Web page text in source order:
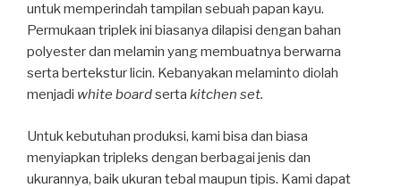
untuk memperindah tampilan sebuah papan kayu.
Permukaan triplek ini biasanya dilapisi dengan bahan
polyester dan melamin yang membuatnya berwarna
serta bertekstur licin. Kebanyakan melaminto diolah
menjadi white boardserta kitchen set.
Untuk kebutuhan produksi, kami bisa dan biasa
menyiapkan tripleks dengan berbagai jenis dan
ukurannya, baik ukuran tebal maupun tipis. Kami dapat